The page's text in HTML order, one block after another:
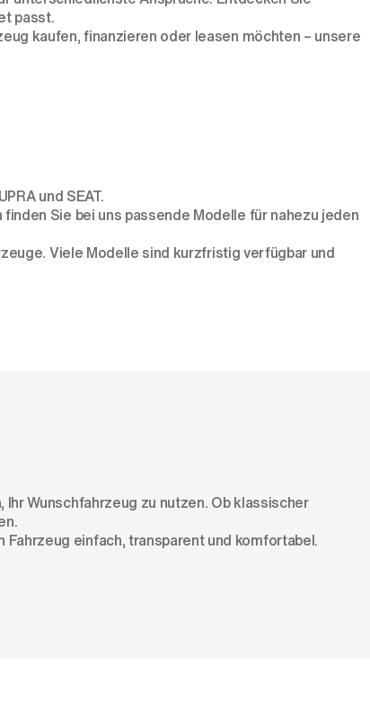
passt.
kaufen, finanzieren oder leasen möchten – unsere
und SEAT.
finden Sie bei uns passende Modelle für nahezu jeden
. Viele Modelle sind kurzfristig verfügbar und
Wunschfahrzeug zu nutzen. Ob klassischer
Fahrzeug einfach, transparent und komfortabel.